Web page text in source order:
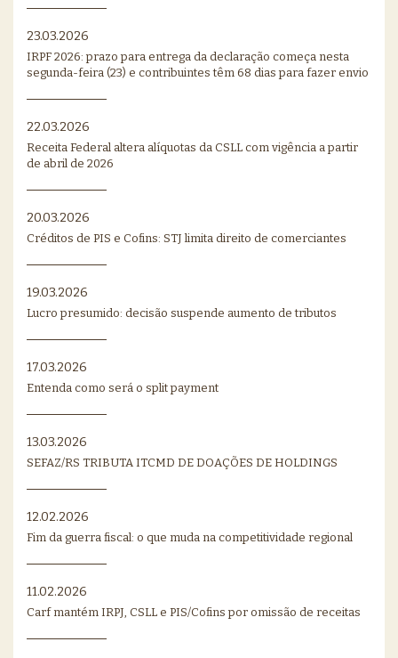
23.03.2026
IRPF 2026: prazo para entrega da declaração começa nesta
segunda-feira (23) e contribuintes têm 68 dias para fazer envio
22.03.2026
Receita Federal altera alíquotas da CSLL com vigência a partir
de abril de 2026
20.03.2026
Créditos de PIS e Cofins: STJ limita direito de comerciantes
19.03.2026
Lucro presumido: decisão suspende aumento de tributos
17.03.2026
Entenda como será o split payment
13.03.2026
SEFAZ/RS TRIBUTA ITCMD DE DOAÇÕES DE HOLDINGS
12.02.2026
Fim da guerra fiscal: o que muda na competitividade regional
11.02.2026
Carf mantém IRPJ, CSLL e PIS/Cofins por omissão de receitas